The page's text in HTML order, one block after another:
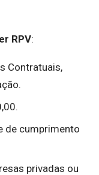
RPV:
Contratuais,
de cumprimento
privadas ou